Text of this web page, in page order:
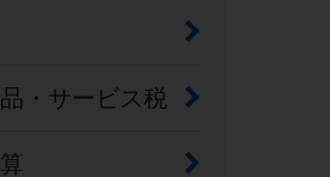
・サービス税